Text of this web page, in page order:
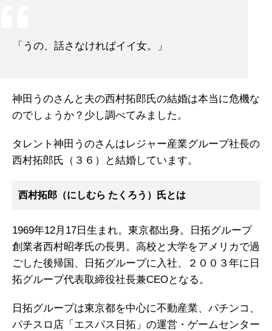
「うの、話さなければイイ女。」
神田うのさんと夫の西村拓郎氏の結婚は本当に危機な
のでしょうか？少し調べてみました。
タレント神田うのさんはレジャー産業グループ社長の
西村拓郎氏（３６）と結婚しています。
西村拓郎（にしむら たくろう）氏とは
1969年12月17日生まれ。東京都出身。日拓グループ
創業者西村昭孝氏の長男。高校と大学をアメリカで過
ごした後帰国、日拓グループに入社、２００３年に日
拓グループ代表取締役社長兼CEOとなる。
日拓グループは東京都を中心に不動産業、パチンコ、
パチスロ店「エスパス日拓」の運営・ゲームセンター